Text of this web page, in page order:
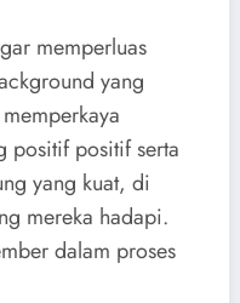
memperluas
yang
positif positif serta
yang kuat, di
mereka hadapi.
dalam proses